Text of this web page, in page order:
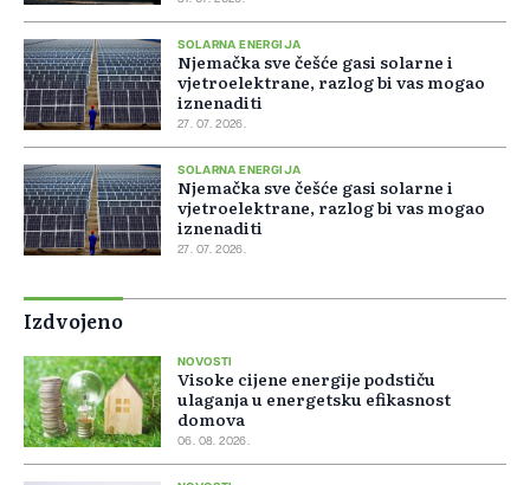
SOLARNA ENERGIJA
Njemačka sve češće gasi solarne i
vjetroelektrane, razlog bi vas mogao
iznenaditi
27. 07. 2026.
SOLARNA ENERGIJA
Njemačka sve češće gasi solarne i
vjetroelektrane, razlog bi vas mogao
iznenaditi
27. 07. 2026.
Izdvojeno
NOVOSTI
Visoke cijene energije podstiču
ulaganja u energetsku efikasnost
domova
06. 08. 2026.